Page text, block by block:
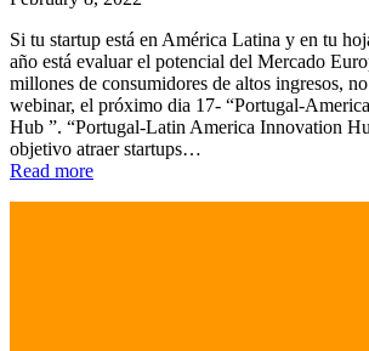
Si tu startup está en América Latina y en tu
año está evaluar el potencial del Mercado
millones de consumidores de altos ingresos,
webinar, el próximo dia 17- “Portugal-
Hub ”. “Portugal-Latin America Innovation
objetivo atraer startups…
Read more